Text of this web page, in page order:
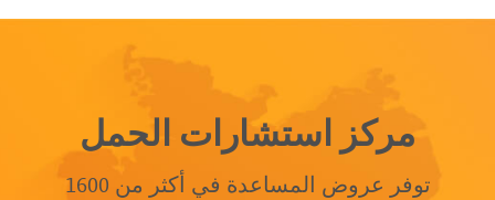
مركز استشارات الحمل
توفر عروض المساعدة في أكثر من 1600